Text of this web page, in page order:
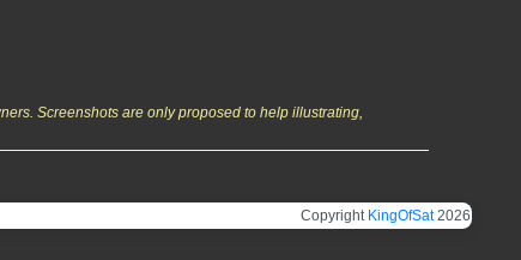
Screenshots are only proposed to help illustrating,
Copyright KingOfSat2026